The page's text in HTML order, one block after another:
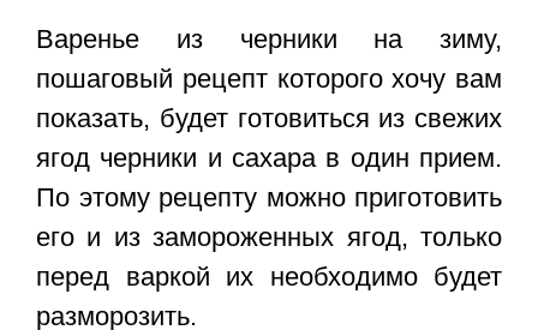
Варенье из черники на зиму,
пошаговый рецепткоторого хочу вам
показать, будет готовиться из свежих
ягод черники и сахара в один прием.
По этому рецепту можно приготовить
его и из замороженных ягод, только
перед варкой их необходимо будет
разморозить.